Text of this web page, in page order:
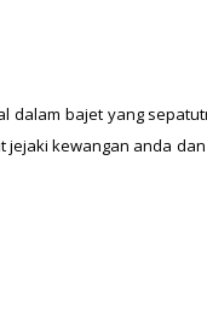
dalam bajet yang
kewangan anda